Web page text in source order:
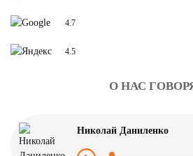
4.7
4.5
О НАС
Николай Даниленко